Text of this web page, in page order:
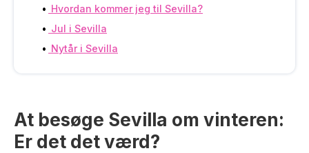
Hvordan kommer jeg til Sevilla?
Jul i Sevilla
Nytår i Sevilla
At besøge Sevilla om vinteren:
Er det det værd?